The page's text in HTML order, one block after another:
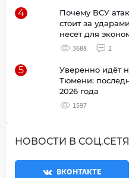
4
Почему ВСУ
стоит за
несет для
3688 2
5
Уверенно идёт
Тюмени:
2026 года
1597
НОВОСТИ В
ВКОНТАКТЕ